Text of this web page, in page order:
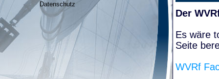
Datenschutz
Der
Es wäre
Seite
WVRf